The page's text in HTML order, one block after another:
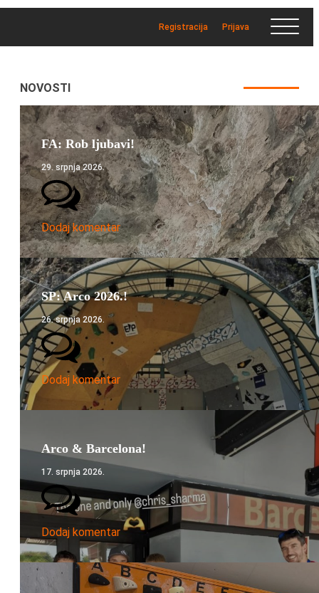
Registracija Prijava
NOVOSTI
FA: Rob ljubavi!
29. srpnja 2026.
Dodaj komentar
SP: Arco 2026.!
26. srpnja 2026.
Dodaj komentar
Arco & Barcelona!
17. srpnja 2026.
Dodaj komentar